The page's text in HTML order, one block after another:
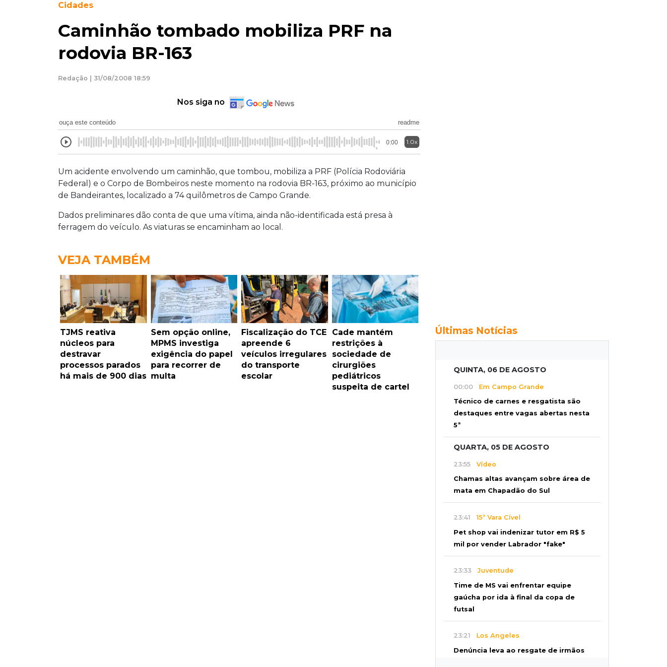
Cidades
Caminhão tombado mobiliza PRF na
rodovia BR-163
Redação | 31/08/2008 18:59
Nos siga no
ouça este conteúdo readme
0:00 1.0x
Um acidente envolvendo um caminhão, que tombou, mobiliza a PRF (Polícia Rodoviária
Federal) e o Corpo de Bombeiros neste momento na rodovia BR-163, próximo ao município
de Bandeirantes, localizado a 74 quilômetros de Campo Grande.
Dados preliminares dão conta de que uma vítima, ainda não-identificada está presa à
ferragem do veículo. As viaturas se encaminham ao local.
VEJA TAMBÉM
TJMS reativa
núcleos para
destravar
processos parados
há mais de 900 dias
Sem opção online,
MPMS investiga
exigência do papel
para recorrer de
multa
Fiscalização do TCE
apreende 6
veículos irregulares
do transporte
escolar
Cade mantém
restrições à
sociedade de
cirurgiões
pediátricos
suspeita de cartel
Últimas Notícias
QUINTA, 06 DE AGOSTO
00:00 Em Campo Grande
Técnico de carnes e resgatista são
destaques entre vagas abertas nesta
5ª
QUARTA, 05 DE AGOSTO
23:55 Vídeo
Chamas altas avançam sobre área de
mata em Chapadão do Sul
23:41 15ª Vara Cível
Pet shop vai indenizar tutor em R$ 5
mil por vender Labrador "fake"
23:33 Juventude
Time de MS vai enfrentar equipe
gaúcha por ida à final da copa de
futsal
23:21 Los Angeles
Denúncia leva ao resgate de irmãos